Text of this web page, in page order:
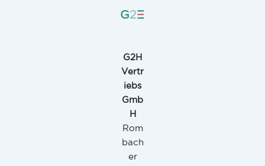
G2H
Vertr
iebs
Gmb
H
Rom
bach
er